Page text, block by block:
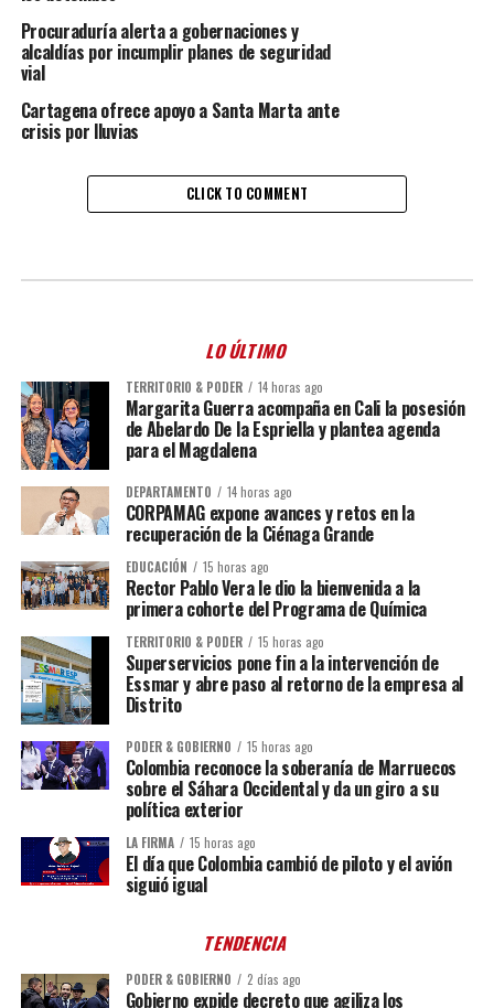
Procuraduría alerta a gobernaciones y
alcaldías por incumplir planes de seguridad
vial
Cartagena ofrece apoyo a Santa Marta ante
crisis por lluvias
CLICK TO COMMENT
LO ÚLTIMO
TERRITORIO & PODER 14 horas ago
Margarita Guerra acompaña en Cali la posesión
de Abelardo De la Espriella y plantea agenda
para el Magdalena
DEPARTAMENTO 14 horas ago
CORPAMAG expone avances y retos en la
recuperación de la Ciénaga Grande
EDUCACIÓN 15 horas ago
Rector Pablo Vera le dio la bienvenida a la
primera cohorte del Programa de Química
TERRITORIO & PODER 15 horas ago
Superservicios pone fin a la intervención de
Essmar y abre paso al retorno de la empresa al
Distrito
PODER & GOBIERNO 15 horas ago
Colombia reconoce la soberanía de Marruecos
sobre el Sáhara Occidental y da un giro a su
política exterior
LA FIRMA 15 horas ago
El día que Colombia cambió de piloto y el avión
siguió igual
TENDENCIA
PODER & GOBIERNO 2 días ago
Gobierno expide decreto que agiliza los